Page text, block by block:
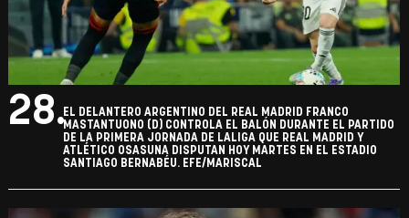
28.EL DELANTERO ARGENTINO DEL REAL MADRID FRANCO
MASTANTUONO (D) CONTROLA EL BALÓN DURANTE EL PARTIDO
DE LA PRIMERA JORNADA DE LALIGA QUE REAL MADRID Y
ATLÉTICO OSASUNA DISPUTAN HOY MARTES EN EL ESTADIO
SANTIAGO BERNABÉU. EFE/MARISCAL